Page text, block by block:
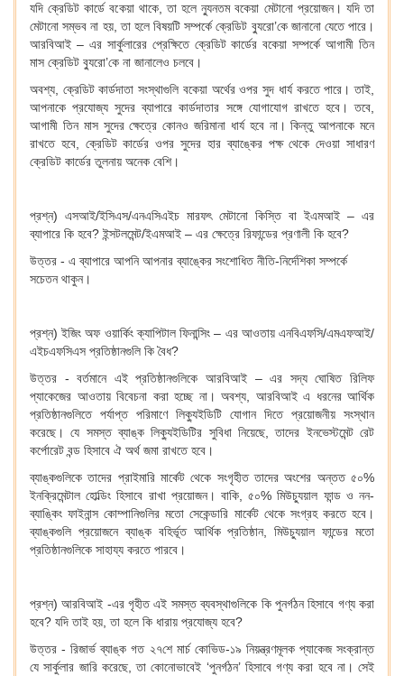
যদি ক্রেডিট কার্ডে বকেয়া থাকে, তা হলে ন্যুনতম বকেয়া মেটানো প্রয়োজন। যদি তা
মেটানো সম্ভব না হয়, তা হলে বিষয়টি সম্পর্কে ক্রেডিট ব্যুরো’কে জানানো যেতে পারে।
আরবিআই – এর সার্কুলারের প্রেক্ষিতে ক্রেডিট কার্ডের বকেয়া সম্পর্কে আগামী তিন
মাস ক্রেডিট ব্যুরো’কে না জানালেও চলবে।
অবশ্য, ক্রেডিট কার্ডদাতা সংস্থাগুলি বকেয়া অর্থের ওপর সুদ ধার্য করতে পারে। তাই,
আপনাকে প্রযোজ্য সুদের ব্যাপারে কার্ডদাতার সঙ্গে যোগাযোগ রাখতে হবে। তবে,
আগামী তিন মাস সুদের ক্ষেত্রে কোনও জরিমানা ধার্য হবে না। কিন্তু আপনাকে মনে
রাখতে হবে, ক্রেডিট কার্ডের ওপর সুদের হার ব্যাঙ্কের পক্ষ থেকে দেওয়া সাধারণ
ক্রেডিট কার্ডের তুলনায় অনেক বেশি।
প্রশ্ন) এসআই/ইসিএস/এনএসিএইচ মারফৎ মেটানো কিস্তি বা ইএমআই – এর
ব্যাপারে কি হবে? ইন্সটলমেন্ট/ইএমআই – এর ক্ষেত্রে রিফান্ডের প্রণালী কি হবে?
উত্তর - এ ব্যাপারে আপনি আপনার ব্যাঙ্কের সংশোধিত নীতি-নির্দেশিকা সম্পর্কে
সচেতন থাকুন।
প্রশ্ন) ইজিং অফ ওয়ার্কিং ক্যাপিটাল ফিনান্সিং – এর আওতায় এনবিএফসি/এমএফআই/
এইচএফসিএস প্রতিষ্ঠানগুলি কি বৈধ?
উত্তর - বর্তমানে এই প্রতিষ্ঠানগুলিকে আরবিআই – এর সদ্য ঘোষিত রিলিফ
প্যাকেজের আওতায় বিবেচনা করা হচ্ছে না। অবশ্য, আরবিআই এ ধরনের আর্থিক
প্রতিষ্ঠানগুলিতে পর্যাপ্ত পরিমাণে লিক্যুইডিটি যোগান দিতে প্রয়োজনীয় সংস্থান
করেছে। যে সমস্ত ব্যাঙ্ক লিক্যুইডিটির সুবিধা নিয়েছে, তাদের ইনভেস্টমেন্ট রেট
কর্পোরেট বন্ড হিসাবে ঐ অর্থ জমা রাখতে হবে।
ব্যাঙ্কগুলিকে তাদের প্রাইমারি মার্কেট থেকে সংগৃহীত তাদের অংশের অন্তত ৫০%
ইনক্রিমেন্টাল হোল্ডিং হিসাবে রাখা প্রয়োজন। বাকি, ৫০% মিউচ্যুয়াল ফান্ড ও নন-
ব্যাঙ্কিং ফাইনান্স কোম্পানিগুলির মতো সেকেন্ডারি মার্কেট থেকে সংগ্রহ করতে হবে।
ব্যাঙ্কগুলি প্রয়োজনে ব্যাঙ্ক বহির্ভূত আর্থিক প্রতিষ্ঠান, মিউচ্যুয়াল ফান্ডের মতো
প্রতিষ্ঠানগুলিকে সাহায্য করতে পারবে।
প্রশ্ন) আরবিআই -এর গৃহীত এই সমস্ত ব্যবস্থাগুলিকে কি পুনর্গঠন হিসাবে গণ্য করা
হবে? যদি তাই হয়, তা হলে কি ধারায় প্রযোজ্য হবে?
উত্তর - রিজার্ভ ব্যাঙ্ক গত ২৭শে মার্চ কোভিড-১৯ নিয়ন্ত্রণমূলক প্যাকেজ সংক্রান্ত
যে সার্কুলার জারি করেছে, তা কোনোভাবেই ‘পুনর্গঠন’ হিসাবে গণ্য করা হবে না। সেই